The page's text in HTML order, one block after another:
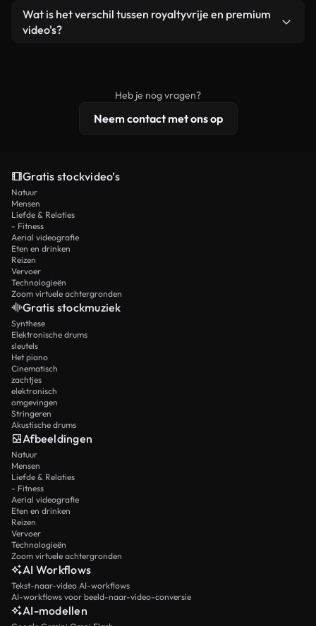
een losstaand product.
Je krijgt schoon, direct bruikbaar beeldmateriaal.
Ja. Je mag onze video's inkorten, bijsnijden of
remixen. Zorg er wel voor dat het eindproduct
Wat is het verschil tussen royaltyvrije en premium
video's?
licentiebescherming omvat.
Heb je nog vragen?
Neem contact met ons op
Gratis stockvideo’s
Natuur
Mensen
Liefde & Relaties
- Fitness
Aerial videografie
Eten en drinken
Reizen
Vervoer
Technologieën
Zoom virtuele achtergronden
Gratis stockmuziek
Synthese
Elektronische drums
sleutels
Het piano
Cinematisch
zachtjes
elektronisch
omgevingen
Stringeren
Akustische drums
Afbeeldingen
Natuur
Mensen
Liefde & Relaties
- Fitness
Aerial videografie
Eten en drinken
Reizen
Vervoer
Technologieën
Zoom virtuele achtergronden
AI Workflows
Tekst-naar-video AI-workflows
AI-workflows voor beeld-naar-video-conversie
AI-modellen